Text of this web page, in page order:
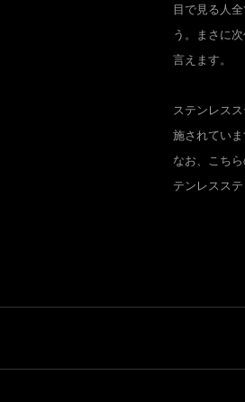
目で見る人
う。まさに
言えます。
ステンレス
施されていま
なお、こち
テンレスス